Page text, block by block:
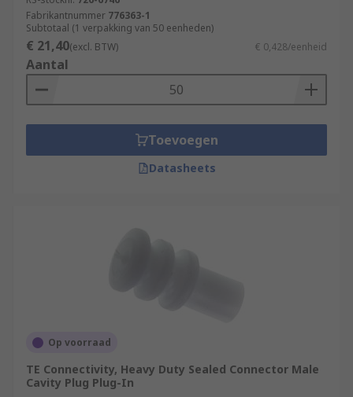
Fabrikantnummer 776363-1
Subtotaal (1 verpakking van 50 eenheden)
€ 21,40(excl. BTW) € 0,428/eenheid
Aantal
Toevoegen
Datasheets
Op voorraad
TE Connectivity, Heavy Duty Sealed Connector Male
Cavity Plug Plug-In